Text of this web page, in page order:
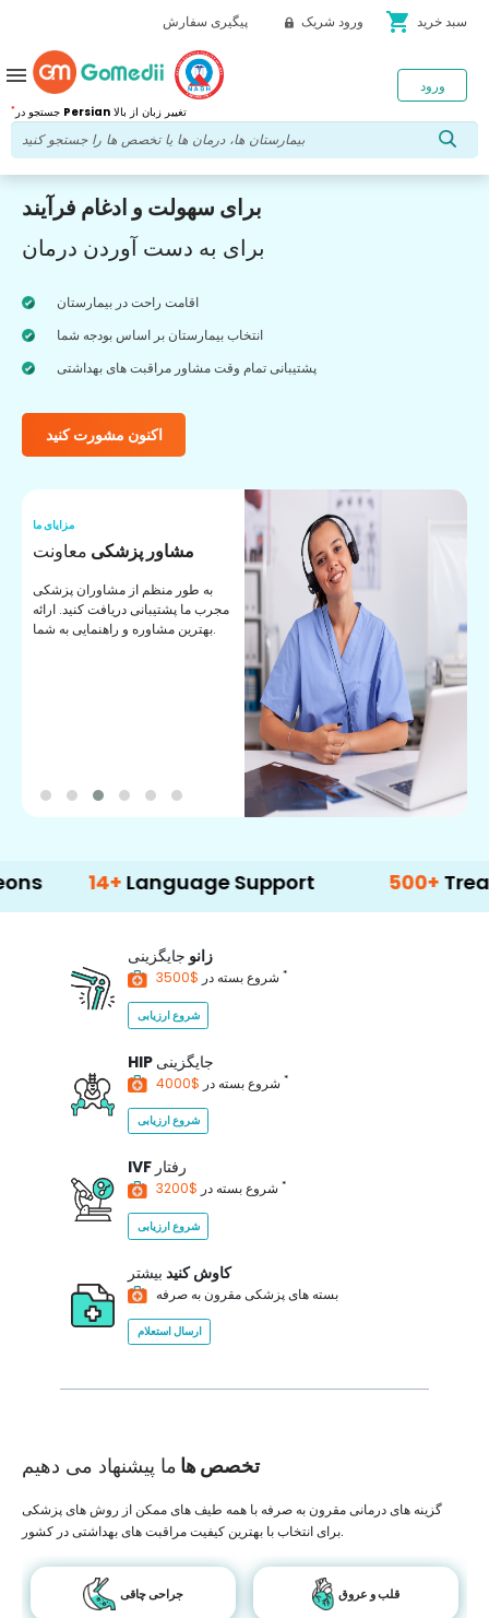
پیگیری سفارش ورود شریک shopping_cart سبد خرید
* Persian تغییر زبان از بالا
ورود menu
برای سهولت و ادغام فرآیند
برای به دست آوردن درمان
اقامت راحت در بیمارستان
انتخاب بیمارستان بر اساس بودجه شما
پشتیبانی تمام وقت مشاور مراقبت های بهداشتی
اکنون مشورت کنید
مزایای ما
مشاور پزشکی معاونت
به طور منظم از مشاوران پزشکی
مجرب ما پشتیبانی دریافت کنید. ارائه
بهترین مشاوره و راهنمایی به شما.
14+ Language Support
زانو جایگزینی
شروع بسته در *
شروع ارزیابی
HIP جایگزینی
شروع بسته در *
شروع ارزیابی
IVF رفتار
شروع بسته در *
شروع ارزیابی
کاوش کنید بیشتر
بسته های پزشکی مقرون به صرفه
ارسال استعلام
تخصص ها ما پیشنهاد می دهیم
گزینه های درمانی مقرون به صرفه با همه طیف های ممکن از روش های پزشکی
برای انتخاب با بهترین کیفیت مراقبت های بهداشتی در کشور.
جراحی چاقی قلب و عروق